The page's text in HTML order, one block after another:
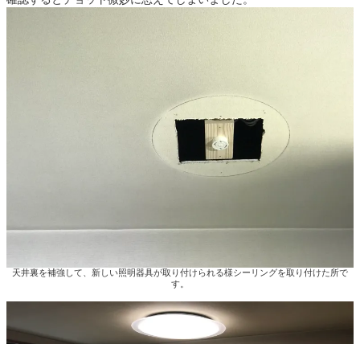
天井裏を補強して、新しい照明器具が取り付けられる様シーリングを取り付けた所で
す。